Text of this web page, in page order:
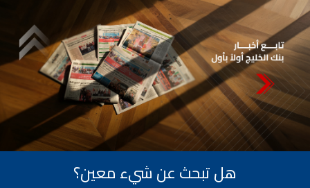
هل تبحث عن شيء معين؟